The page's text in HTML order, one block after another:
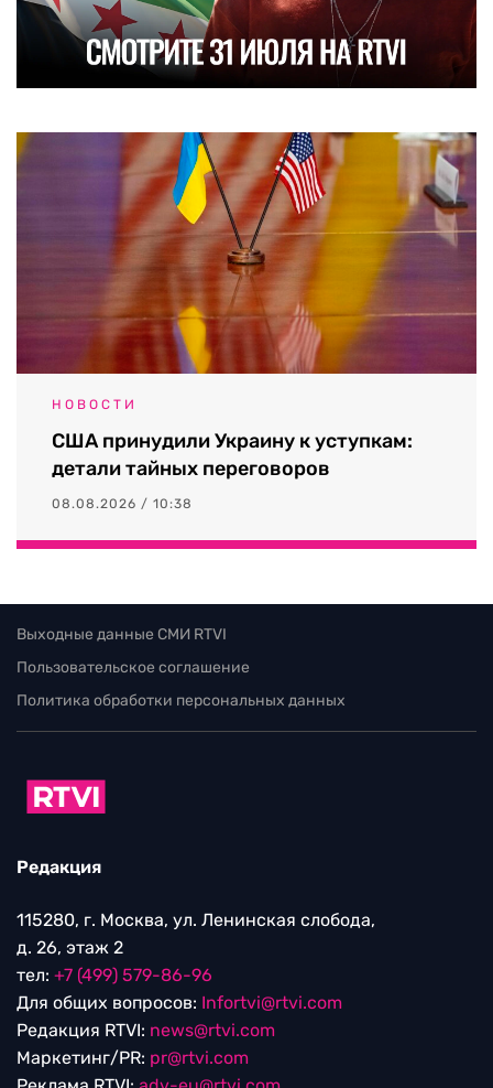
НОВОСТИ
США принудили Украину к уступкам:
детали тайных переговоров
08.08.2026 / 10:38
Выходные данные СМИ RTVI
Пользовательское соглашение
Политика обработки персональных данных
Редакция
115280, г. Москва, ул. Ленинская слобода,
д. 26, этаж 2
тел: +7 (499) 579-86-96
Для общих вопросов: Infortvi@rtvi.com
Редакция RTVI: news@rtvi.com
Маркетинг/PR: pr@rtvi.com